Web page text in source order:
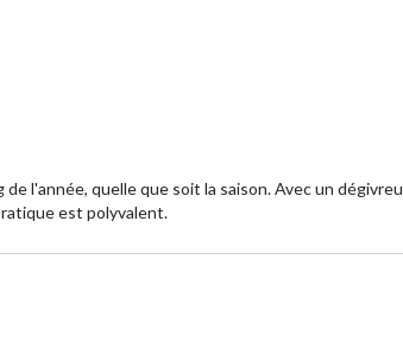
quelle que soit la saison. Avec un
est polyvalent.